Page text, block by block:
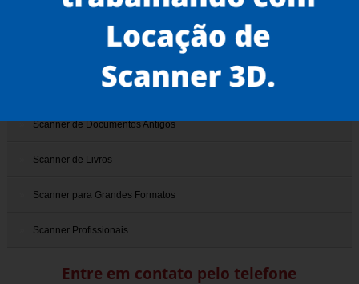
Scanner de Documentos
Scanner de Documentos Antigos
Scanner de Livros
Scanner para Grandes Formatos
Scanner Profissionais
Entre em contato pelo telefone